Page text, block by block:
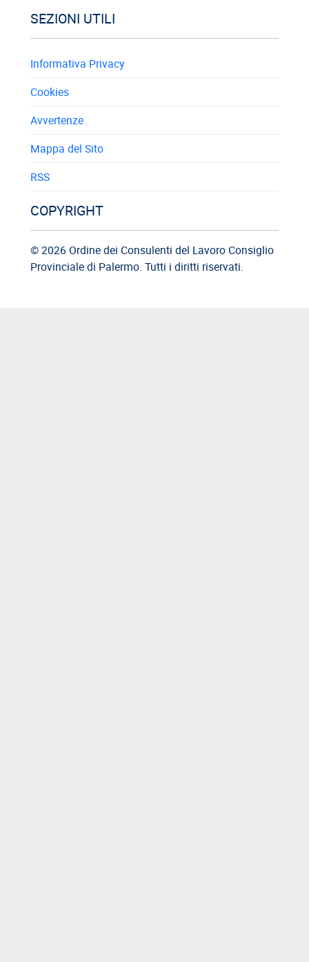
SEZIONI UTILI
Informativa Privacy
Cookies
Avvertenze
Mappa del Sito
RSS
COPYRIGHT
© 2026 Ordine dei Consulenti del Lavoro Consiglio
Provinciale di Palermo. Tutti i diritti riservati.